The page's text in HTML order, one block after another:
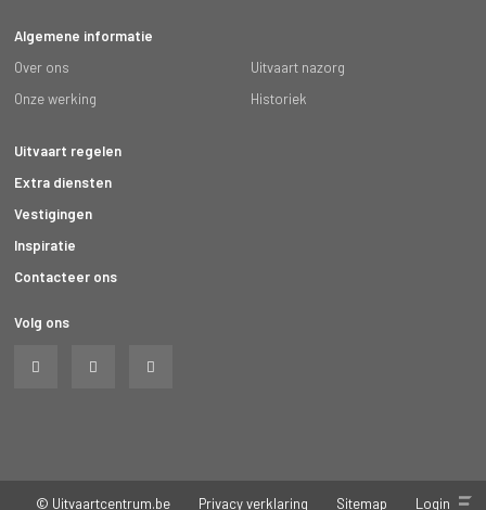
Algemene informatie
Over ons
Uitvaart nazorg
Onze werking
Historiek
Uitvaart regelen
Extra diensten
Vestigingen
Inspiratie
Contacteer ons
Volg ons
© Uitvaartcentrum.be Privacy verklaring Sitemap Login